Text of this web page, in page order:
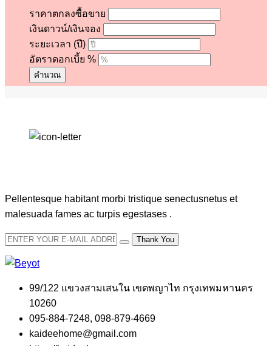
ราคาตกลงซื้อขาย
เงินดาวน์/เงินจอง
ระยะเวลา (ปี)
อัตราดอกเบี้ย %
คำนวณ
Pellentesque habitant morbi tristique senectusnetus et
malesuada fames ac turpis egestases .
Thank You
99/122 แขวงสามเสนใน เขตพญาไท กรุงเทพมหานคร
10260
095-884-7248, 098-879-4669
kaideehome@gmail.com